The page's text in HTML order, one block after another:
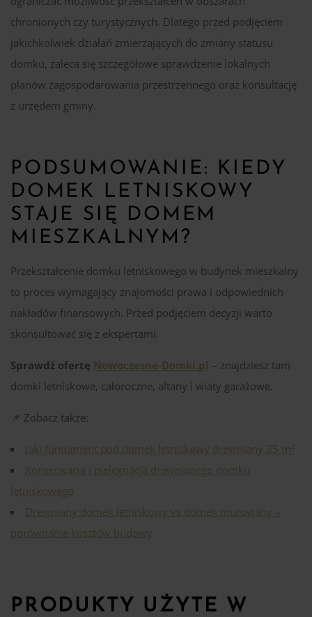
chronionych czy turystycznych. Dlatego przed podjęciem
jakichkolwiek działań zmierzających do zmiany statusu
domku, zaleca się szczegółowe sprawdzenie lokalnych
planów zagospodarowania przestrzennego oraz konsultację
z urzędem gminy.
PODSUMOWANIE: KIEDY
DOMEK LETNISKOWY
STAJE SIĘ DOMEM
MIESZKALNYM?
Przekształcenie domku letniskowego w budynek mieszkalny
to proces wymagający znajomości prawa i odpowiednich
nakładów finansowych. Przed podjęciem decyzji warto
skonsultować się z ekspertami.
Sprawdź ofertę Nowoczesne-Domki.pl – znajdziesz tam
domki letniskowe, całoroczne, altany i wiaty garażowe.
📌 Zobacz także:
Jaki fundament pod domek letniskowy drewniany 35 m²
Konserwacja i pielęgnacja drewnianego domku
letniskowego
Drewniany domek letniskowy vs domek murowany –
porównanie kosztów budowy
PRODUKTY UŻYTE W